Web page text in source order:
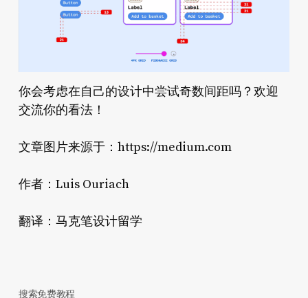
你会考虑在自己的设计中尝试奇数间距吗？欢迎
交流你的看法！
文章图片来源于：https://medium.com
作者：Luis Ouriach
翻译：马克笔设计留学
搜索免费教程